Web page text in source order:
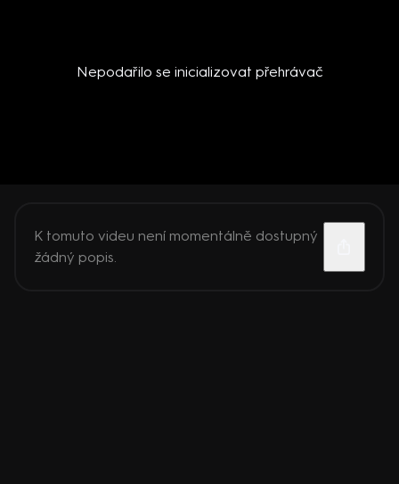
Nepodařilo se inicializovat přehrávač
K tomuto videu není momentálně dostupný
žádný popis.